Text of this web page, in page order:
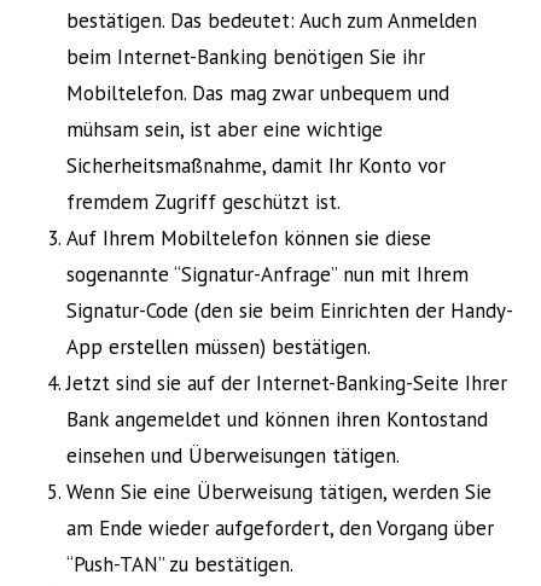
bestätigen. Das bedeutet: Auch zum Anmelden
beim Internet-Banking benötigen Sie ihr
Mobiltelefon. Das mag zwar unbequem und
mühsam sein, ist aber eine wichtige
Sicherheitsmaßnahme, damit Ihr Konto vor
fremdem Zugriff geschützt ist.
Auf Ihrem Mobiltelefon können sie diese
sogenannte “Signatur-Anfrage” nun mit Ihrem
Signatur-Code (den sie beim Einrichten der Handy-
App erstellen müssen) bestätigen.
Jetzt sind sie auf der Internet-Banking-Seite Ihrer
Bank angemeldet und können ihren Kontostand
einsehen und Überweisungen tätigen.
Wenn Sie eine Überweisung tätigen, werden Sie
am Ende wieder aufgefordert, den Vorgang über
“Push-TAN” zu bestätigen.